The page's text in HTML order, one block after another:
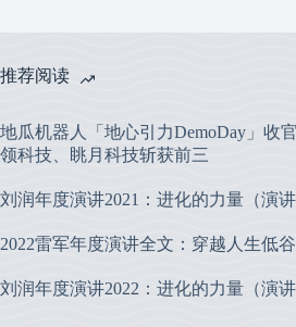
推荐阅读
地瓜机器人「地心引力DemoDay」收
领科技、眺月科技斩获前三
刘润年度演讲2021：进化的力量（演讲
2022雷军年度演讲全文：穿越人生低
刘润年度演讲2022：进化的力量（演